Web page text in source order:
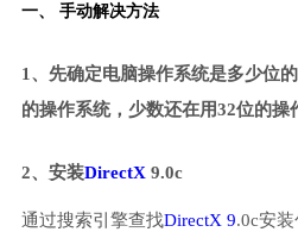
一、 手动解决方法
1、先确定电脑操作系统是多少位
的操作系统，少数还在用32位的操
2、安装DirectX 9.0c
通过搜索引擎查找DirectX 9.0c安